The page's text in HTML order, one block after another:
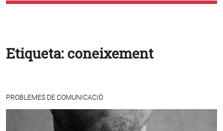
Etiqueta: coneixement
PROBLEMES DE COMUNICACIÓ